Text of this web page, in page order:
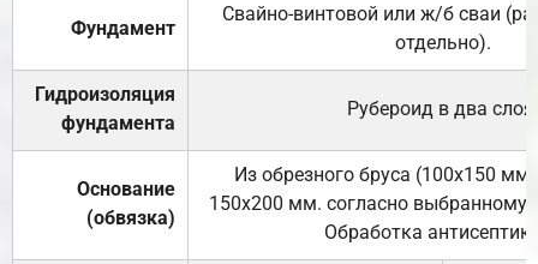
Фундамент
Свайно-винтовой или ж/б сваи
отдельно).
Гидроизоляция
фундамента
Рубероид в два слоя.
Основание
(обвязка)
Из обрезного бруса (100х150
150х200 мм. согласно выбранному
Обработка